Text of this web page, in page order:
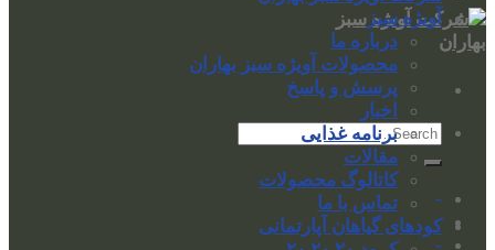
-
-
آویژه سبز
درباره ما
محصولات آویژه سبز بهاران
پرسش و پاسخ
اخبار
برنامه غذایی
مقالات
کاتالوگ محصولات
تماس با ما
کودهای گیاهان آپارتمانی